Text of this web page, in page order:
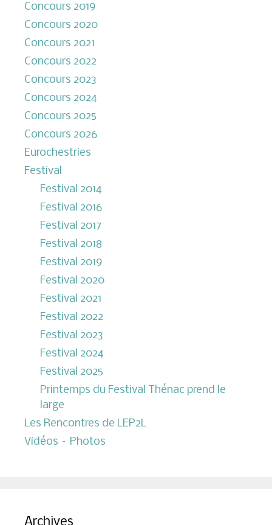
Concours 2019
Concours 2020
Concours 2021
Concours 2022
Concours 2023
Concours 2024
Concours 2025
Concours 2026
Eurochestries
Festival
Festival 2014
Festival 2016
Festival 2017
Festival 2018
Festival 2019
Festival 2020
Festival 2021
Festival 2022
Festival 2023
Festival 2024
Festival 2025
Printemps du Festival Thénac prend le
large
Les Rencontres de LEP2L
Vidéos – Photos
Archives